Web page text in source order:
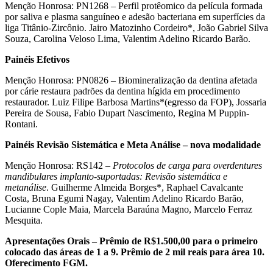
Menção Honrosa: PN1268 – Perfil protêomico da película formada
por saliva e plasma sanguíneo e adesão bacteriana em superfícies da
liga Titânio-Zircônio. Jairo Matozinho Cordeiro*, João Gabriel Silva
Souza, Carolina Veloso Lima, Valentim Adelino Ricardo Barão.
Painéis Efetivos
Menção Honrosa: PN0826 – Biomineralização da dentina afetada
por cárie restaura padrões da dentina hígida em procedimento
restaurador. Luiz Filipe Barbosa Martins*(egresso da FOP), Jossaria
Pereira de Sousa, Fabio Dupart Nascimento, Regina M Puppin-
Rontani.
Painéis Revisão Sistemática e Meta Análise – nova modalidade
Menção Honrosa: RS142 – Protocolos de carga para overdentures
mandibulares implanto-suportadas: Revisão sistemática e
metanálise. Guilherme Almeida Borges*, Raphael Cavalcante
Costa, Bruna Egumi Nagay, Valentim Adelino Ricardo Barão,
Lucianne Cople Maia, Marcela Baraúna Magno, Marcelo Ferraz
Mesquita.
Apresentações Orais – Prêmio de R$1.500,00 para o primeiro
colocado das áreas de 1 a 9. Prêmio de 2 mil reais para área 10.
Oferecimento FGM.